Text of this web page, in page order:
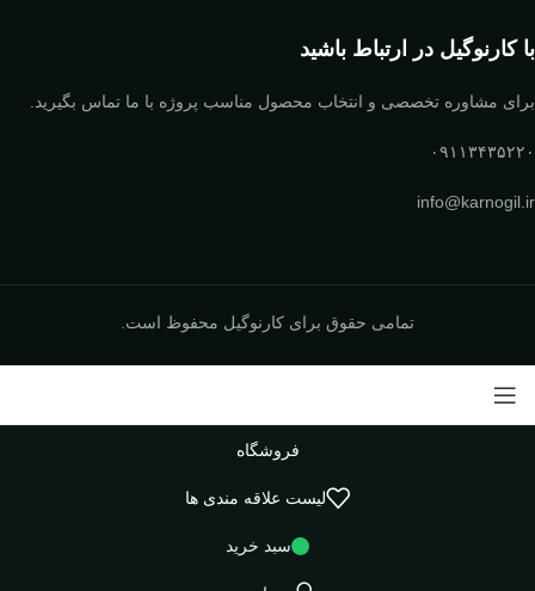
با کارنوگیل در ارتباط باشید
برای مشاوره تخصصی و انتخاب محصول مناسب پروژه با ما تماس بگیرید.
۰۹۱۱۳۴۳۵۲۲۰
info@karnogil.ir
تمامی حقوق برای کارنوگیل محفوظ است.
فروشگاه
لیست علاقه مندی ها
سبد خرید